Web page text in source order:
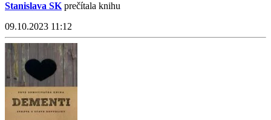
Stanislava SK prečítala knihu
09.10.2023 11:12